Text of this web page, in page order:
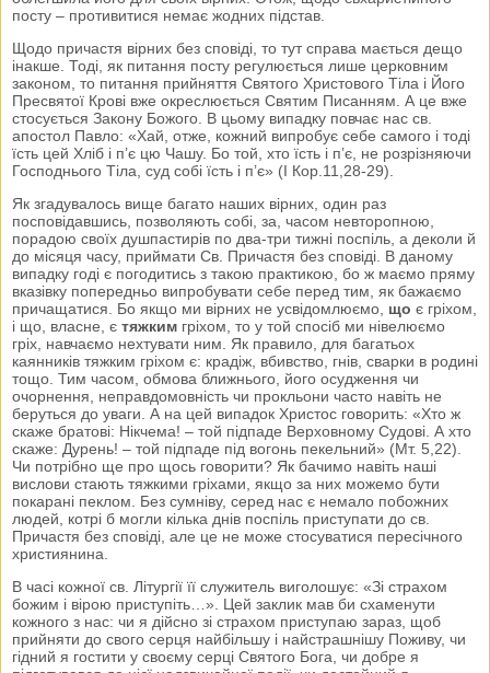
посту – противитися немає жодних підстав.
Щодо причастя вірних без сповіді, то тут справа мається дещо
інакше. Тоді, як питання посту регулюється лише церковним
законом, то питання прийняття Святого Христового Тіла і Його
Пресвятої Крові вже окреслюється Святим Писанням. А це вже
стосується Закону Божого. В цьому випадку повчає нас св.
апостол Павло: «Хай, отже, кожний випробує себе самого і тоді
їсть цей Хліб і п’є цю Чашу. Бо той, хто їсть і п’є, не розрізняючи
Господнього Тіла, суд собі їсть і п’є» (І Кор.11,28-29).
Як згадувалось вище багато наших вірних, один раз
посповідавшись, позволяють собі, за, часом невторопною,
порадою своїх душпастирів по два-три тижні поспіль, а деколи й
до місяця часу, приймати Св. Причастя без сповіді. В даному
випадку годі є погодитись з такою практикою, бо ж маємо пряму
вказівку попередньо випробувати себе перед тим, як бажаємо
причащатися. Бо якщо ми вірних не усвідомлюємо, що є гріхом,
і що, власне, є тяжким гріхом, то у той спосіб ми нівелюємо
гріх, навчаємо нехтувати ним. Як правило, для багатьох
каянників тяжким гріхом є: крадіж, вбивство, гнів, сварки в родині
тощо. Тим часом, обмова ближнього, його осудження чи
очорнення, неправдомовність чи прокльони часто навіть не
беруться до уваги. А на цей випадок Христос говорить: «Хто ж
скаже братові: Нікчема! – той підпаде Верховному Судові. А хто
скаже: Дурень! – той підпаде під вогонь пекельний» (Мт. 5,22).
Чи потрібно ще про щось говорити? Як бачимо навіть наші
вислови стають тяжкими гріхами, якщо за них можемо бути
покарані пеклом. Без сумніву, серед нас є немало побожних
людей, котрі б могли кілька днів поспіль приступати до св.
Причастя без сповіді, але це не може стосуватися пересічного
християнина.
В часі кожної св. Літургії її служитель виголошує: «Зі страхом
божим і вірою приступіть…». Цей заклик мав би схаменути
кожного з нас: чи я дійсно зі страхом приступаю зараз, щоб
прийняти до свого серця найбільшу і найстрашнішу Поживу, чи
гідний я гостити у своєму серці Святого Бога, чи добре я